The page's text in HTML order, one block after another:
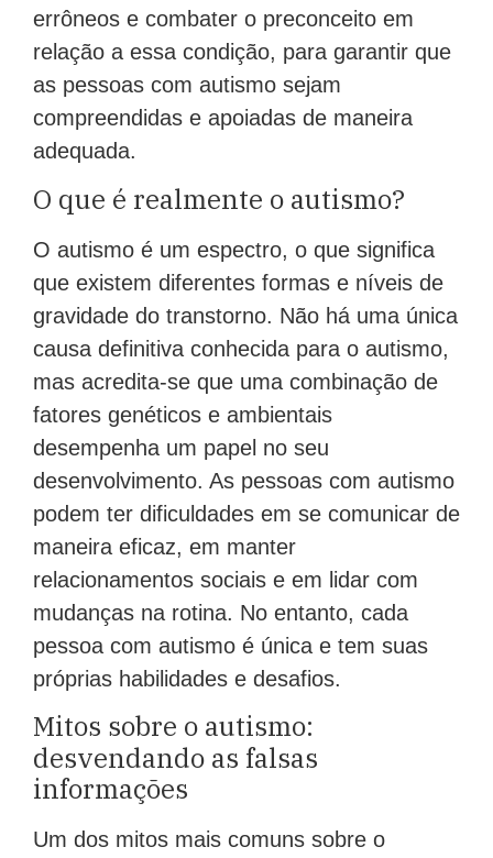
errôneos e combater o preconceito em
relação a essa condição, para garantir que
as pessoas com autismo sejam
compreendidas e apoiadas de maneira
adequada.
O que é realmente o autismo?
O autismo é um espectro, o que significa
que existem diferentes formas e níveis de
gravidade do transtorno. Não há uma única
causa definitiva conhecida para o autismo,
mas acredita-se que uma combinação de
fatores genéticos e ambientais
desempenha um papel no seu
desenvolvimento. As pessoas com autismo
podem ter dificuldades em se comunicar de
maneira eficaz, em manter
relacionamentos sociais e em lidar com
mudanças na rotina. No entanto, cada
pessoa com autismo é única e tem suas
próprias habilidades e desafios.
Mitos sobre o autismo:
desvendando as falsas
informações
Um dos mitos mais comuns sobre o